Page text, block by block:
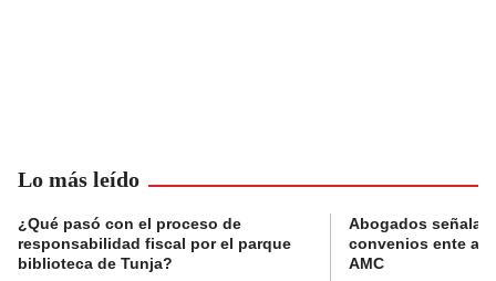
Lo más leído
¿Qué pasó con el proceso de
responsabilidad fiscal por el parque
biblioteca de Tunja?
Abogados
convenios ente
AMC